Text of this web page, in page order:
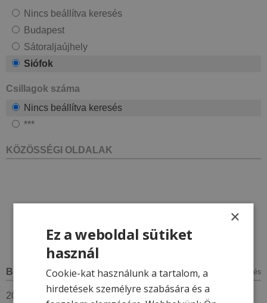
Nincs beállítva keresés
Budapest
Sátoraljaújhely
Siófok
Csillagok száma
Nincs beállítva keresés
***
KÖZÖSSÉGI OLDALAK
BLOG minden bejegyzés
2026. január 7.
×
Ez a weboldal sütiket
használ
Cookie-kat használunk a tartalom, a
hirdetések személyre szabására és a